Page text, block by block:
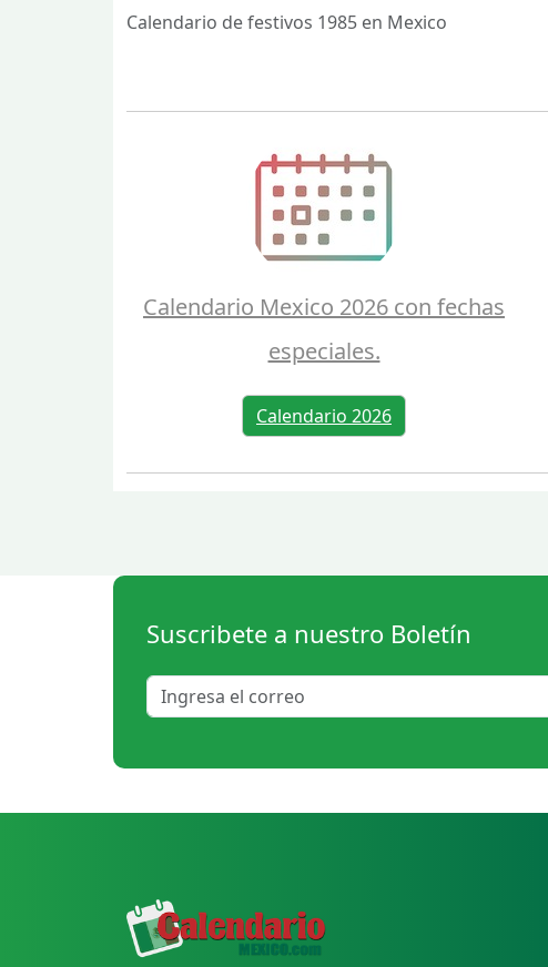
Calendario de festivos 1985 en Mexico
Calendario Mexico 2026 con fechas
especiales.
Calendario 2026
Suscribete a nuestro Boletín